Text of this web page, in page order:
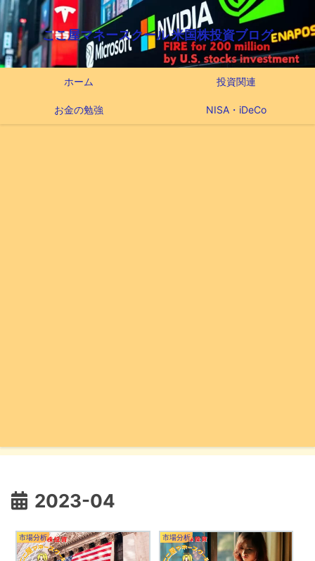
ここ屋マネースクール 米国株投資ブログ
ホーム 投資関連
お金の勉強 NISA・iDeCo
2023-04
市場分析 市場分析